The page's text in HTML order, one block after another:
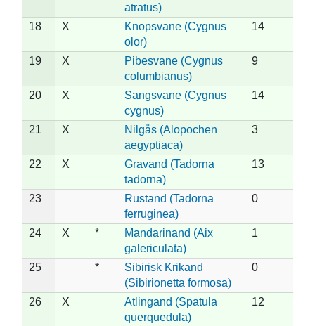
atratus)
18 X
Knopsvane (Cygnus
olor)
14
19 X
Pibesvane (Cygnus
columbianus)
9
20 X
Sangsvane (Cygnus
cygnus)
14
21 X
Nilgås (Alopochen
aegyptiaca)
3
22 X
Gravand (Tadorna
tadorna)
13
23
Rustand (Tadorna
ferruginea)
0
24 X *
Mandarinand (Aix
galericulata)
1
25 *
Sibirisk Krikand
(Sibirionetta formosa)
0
26 X
Atlingand (Spatula
querquedula)
12